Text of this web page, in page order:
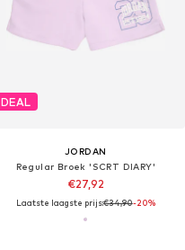
DEAL
JORDAN
Regular Broek 'SCRT DIARY'
€27,92
Laatste laagste prijs:€34,90-20%